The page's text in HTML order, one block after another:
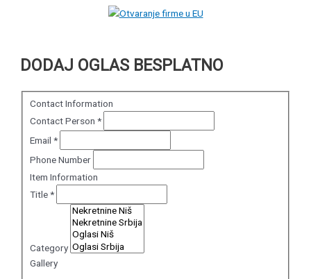
DODAJ OGLAS BESPLATNO
Contact Information
Contact Person*
Email*
Phone Number
Item Information
Title*
Category
Gallery